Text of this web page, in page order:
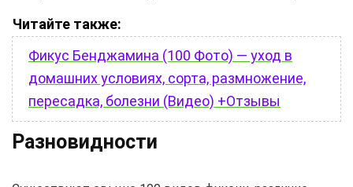
Читайте также:
Фикус Бенджамина (100 Фото) — уход в
домашних условиях, сорта, размножение,
пересадка, болезни (Видео) +Отзывы
Разновидности